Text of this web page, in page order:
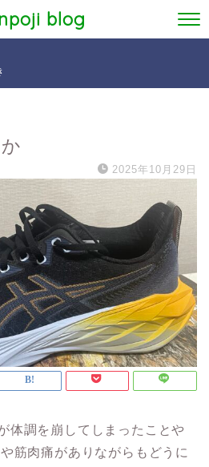
blog
2025年10月29日
体調を崩してしまったことや
筋肉痛がありながらもどうに